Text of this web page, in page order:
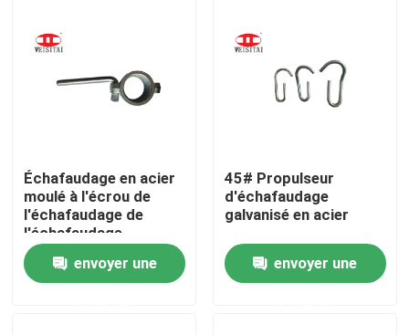
Maison
Produits
A propos de nous
Échafaudage en acier
moulé à l'écrou de
l'échafaudage de
l'échafaudage
envoyer une
45# Propulseur
d'échafaudage
galvanisé en acier
envoyer une